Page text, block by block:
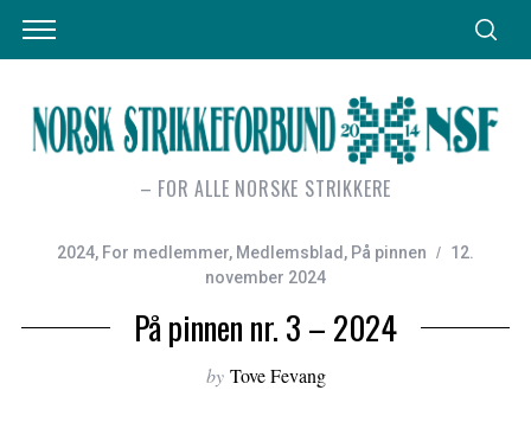
– FOR ALLE NORSKE STRIKKERE
2024, For medlemmer, Medlemsblad , På pinnen
12.
november 2024
På pinnen nr. 3 – 2024
by Tove Fevang